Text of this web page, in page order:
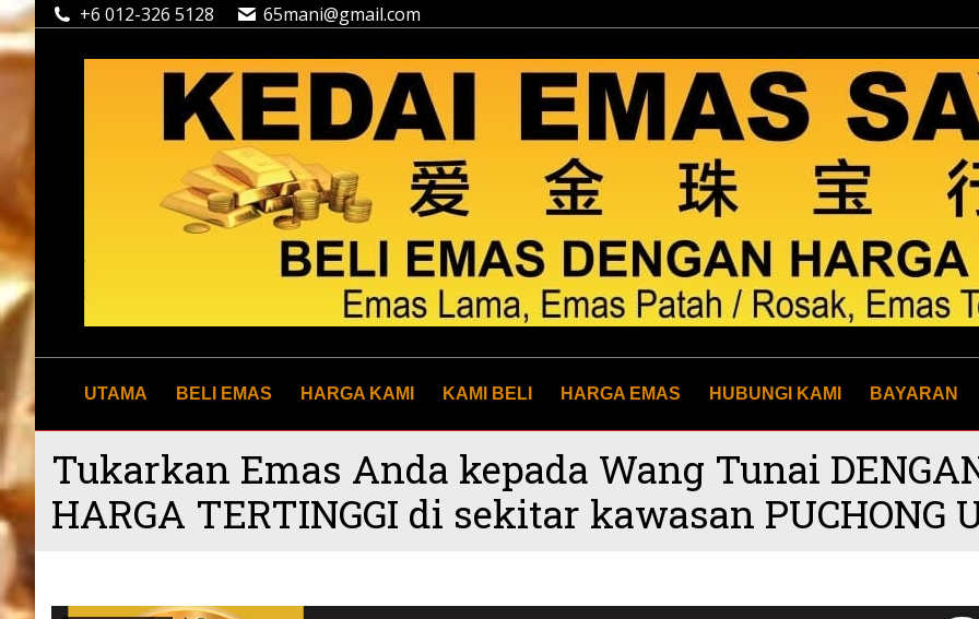
+6 012-326 5128 65mani@gmail.com
UTAMA BELI EMAS HARGA KAMI KAMI BELI HARGA EMAS HUBUNGI KAMI BAYARAN
Tukarkan Emas Anda kepada Wang Tunai
HARGA TERTINGGI di sekitar kawasan PUCHONG